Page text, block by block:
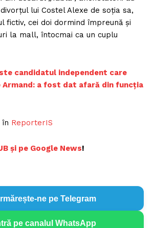
lui Costel Alexe de soția sa,
fictiv, cei doi dormind împreună și
la mall, întocmai ca un cuplu
candidatul independent care
a fost dat afară din funcția
ReporterIS
și pe Google News!
ne pe Telegram
pe canalul WhatsApp